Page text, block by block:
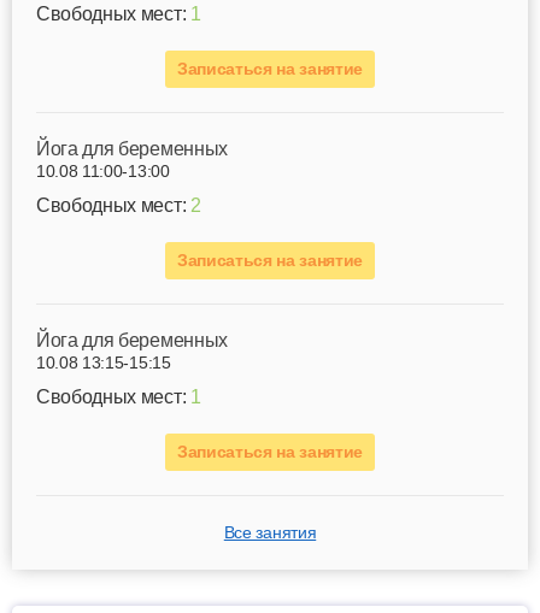
Свободных мест: 1
Записаться на занятие
Йога для беременных
10.08 11:00-13:00
Свободных мест: 2
Записаться на занятие
Йога для беременных
10.08 13:15-15:15
Свободных мест: 1
Записаться на занятие
Все занятия